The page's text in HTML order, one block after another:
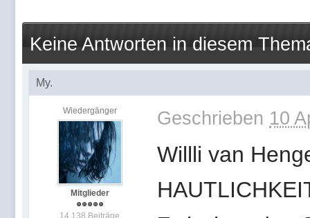
Keine Antworten in diesem
My.
Wiedergänger
Mitglieder
14.138 Beiträge
Geschrieben 10
Willli van